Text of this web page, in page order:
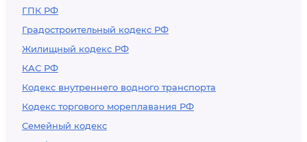
ГПК РФ
Градостроительный кодекс РФ
Жилищный кодекс РФ
КАС РФ
Кодекс внутреннего водного транспорта
Кодекс торгового мореплавания РФ
Семейный кодекс